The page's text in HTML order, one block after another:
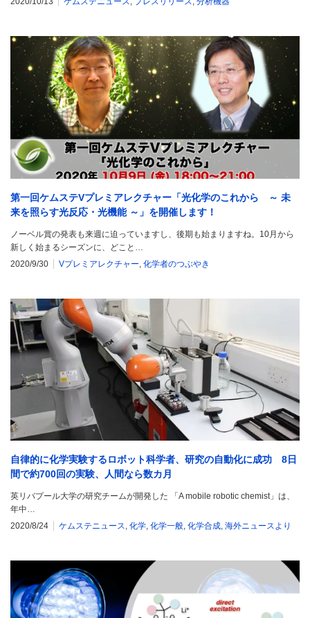
第一回ケムステVプレミアレクチャー「光化学のこれから ～ 未
来を照らす光反応・光機能 ～」を開催します！
ノーベル賞の発表も来週に迫っていますし、後期も始まりますね。10月から
新しく始まるシーズンに、どこと…
2020/9/30
Vプレミアレクチャー 化学者のつぶやき
自律的に化学実験するロボット科学者、研究の自動化に成功 8日
間で約700回の実験、人間なら数カ月
英リバプール大学の研究チームが開発した 「A mobile robotic chemist」は、
年中…
2020/8/24
ケムステニュース 化学 化学一般 化学合成 海外ニュースより